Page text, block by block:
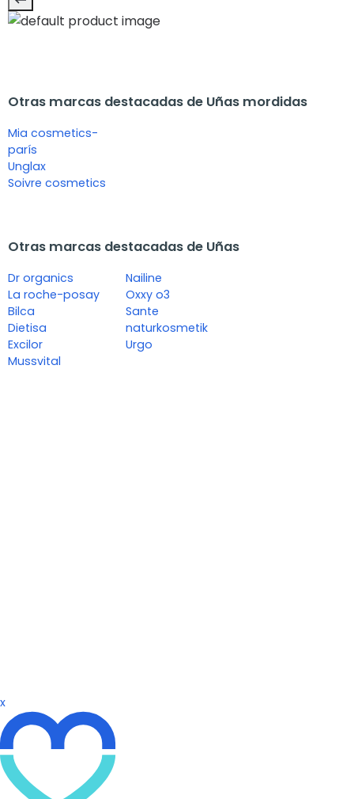
Otras marcas destacadas de Uñas mordidas
Mia cosmetics-
parís
Unglax
Soivre cosmetics
Otras marcas destacadas de Uñas
Dr organics
La roche-posay
Bilca
Dietisa
Excilor
Mussvital
Nailine
Oxxy o3
Sante
naturkosmetik
Urgo
x